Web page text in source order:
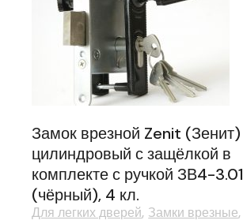
Замок врезной Zenit (Зенит)
цилиндровый с защёлкой в
комплекте с ручкой ЗВ4-3.01
(чёрный), 4 кл.
Для легких дверей Замки врезные